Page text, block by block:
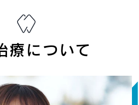
療について